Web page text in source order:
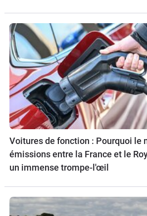
Voitures de fonction : Pourquoi le
émissions entre la France et le
un immense trompe-l'œil